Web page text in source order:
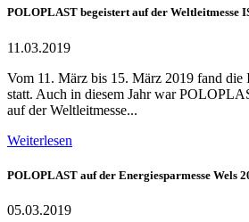
POLOPLAST begeistert auf der Weltleitmesse
11.03.2019
Vom 11. März bis 15. März 2019 fand
statt. Auch in diesem Jahr war
auf der Weltleitmesse...
Weiterlesen
POLOPLAST auf der Energiesparmesse Wels
05.03.2019